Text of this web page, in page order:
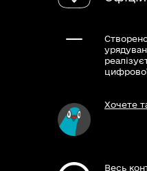
Хочете
Весь